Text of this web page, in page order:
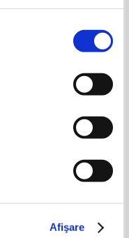
Afişare
-30%
G. Bouvenot - Patologie
volumul 2. Nefrologie,
cancerologie, nutritie
în coș